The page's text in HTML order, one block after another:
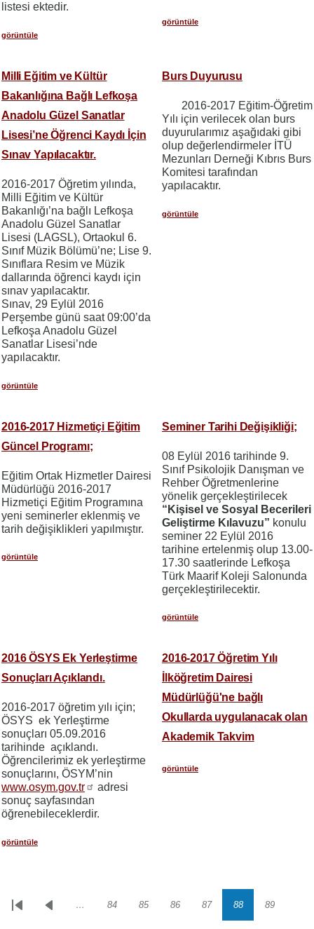
listesi ektedir.
görüntüle
görüntüle
Milli Eğitim ve Kültür
Bakanlığına Bağlı Lefkoşa
Anadolu Güzel Sanatlar
Lisesi’ne Öğrenci Kaydı İçin
Sınav Yapılacaktır.
2016-2017 Öğretim yılında,
Milli Eğitim ve Kültür
Bakanlığı’na bağlı Lefkoşa
Anadolu Güzel Sanatlar
Lisesi (LAGSL), Ortaokul 6.
Sınıf Müzik Bölümü’ne; Lise 9.
Sınıflara Resim ve Müzik
dallarında öğrenci kaydı için
sınav yapılacaktır.
Sınav, 29 Eylül 2016
Perşembe günü saat 09:00’da
Lefkoşa Anadolu Güzel
Sanatlar Lisesi’nde
yapılacaktır.
görüntüle
Burs Duyurusu
2016-2017 Eğitim-Öğretim
Yılı için verilecek olan burs
duyurularımız aşağıdaki gibi
olup değerlendirmeler İTÜ
Mezunları Derneği Kıbrıs Burs
Komitesi tarafından
yapılacaktır.
görüntüle
2016-2017 Hizmetiçi Eğitim
Güncel Programı;
Eğitim Ortak Hizmetler Dairesi
Müdürlüğü 2016-2017
Hizmetiçi Eğitim Programına
yeni seminerler eklenmiş ve
tarih değişiklikleri yapılmıştır.
görüntüle
Seminer Tarihi Değişikliği;
08 Eylül 2016 tarihinde 9.
Sınıf Psikolojik Danışman ve
Rehber Öğretmenlerine
yönelik gerçekleştirilecek
“Kişisel ve Sosyal Becerileri
Geliştirme Kılavuzu” konulu
seminer 22 Eylül 2016
tarihine ertelenmiş olup 13.00-
17.30 saatlerinde Lefkoşa
Türk Maarif Koleji Salonunda
gerçekleştirilecektir.
görüntüle
2016 ÖSYS Ek Yerleştirme
Sonuçları Açıklandı.
2016-2017 öğretim yılı için;
ÖSYS ek Yerleştirme
sonuçları 05.09.2016
tarihinde açıklandı.
Öğrencilerimiz ek yerleştirme
sonuçlarını, ÖSYM’nin
www.osym.gov.tr
adresi
sonuç sayfasından
öğrenebileceklerdir.
görüntüle
2016-2017 Öğretim Yılı
İlköğretim Dairesi
Müdürlüğü'ne bağlı
Okullarda uygulanacak olan
Akademik Takvim
görüntüle
Sayfalama
İlk
Önceki… Sayfa
84 Sayfa
85 Sayfa
86 Sayfa
87 Sayfa
88 Sayfa
89